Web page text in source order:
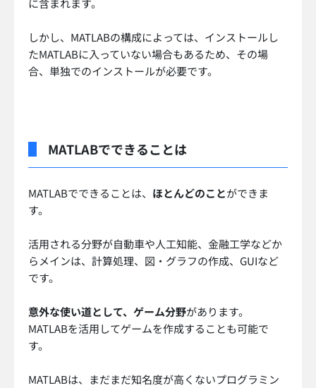
に含まれます。
しかし、MATLABの構成によっては、インストールし
たMATLABに入っていない場合もあるため、その場
合、単独でのインストールが必要です。
MATLABでできることは
MATLABでできることは、 ほとんどのことができま
す。
活用される分野が自動車や人工知能、金融工学などか
らメインは、計算処理、図・グラフの作成、GUIなど
です。
意外な使い道として、ゲーム分野があります。
MATLABを活用してゲームを作成することも可能で
す。
MATLABは、まだまだ知名度が高くないプログラミン